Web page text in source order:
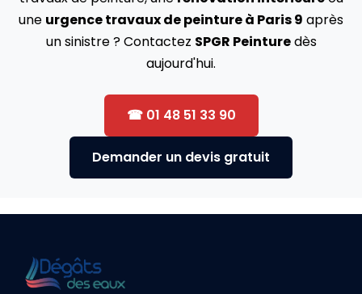
une urgence travaux de peinture à Paris 9 après
un sinistre ? Contactez SPGR Peinturedès
aujourd'hui.
☎ 01 48 51 33 90
Demander un devis gratuit